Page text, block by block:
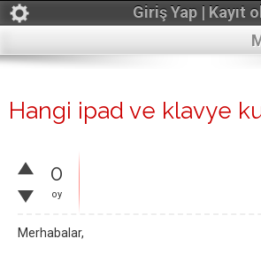
Giriş Yap | Kayıt ol
Hangi ipad ve klavye
0
oy
Merhabalar,